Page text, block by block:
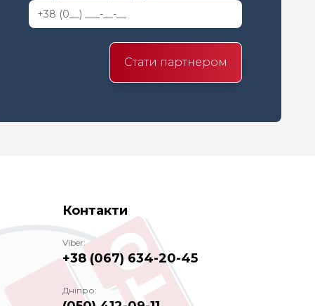
Стати партнером
Контакти
Viber:
+38 (067) 634-20-45
Дніпро: